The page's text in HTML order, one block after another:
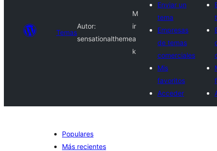
Temas
Autor:
sensationaltheme
M
ir
a
k
Enviar un
tema
Empresas
de temas
comerciales
Mis
favoritos
Acceder
Populares
Más recientes